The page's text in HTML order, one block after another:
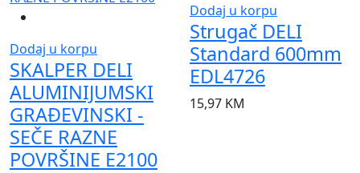
Dodaj u korpu
SKALPER DELI
ALUMINIJUMSKI
GRAĐEVINSKI -
SEČE RAZNE
POVRŠINE E2100
Dodaj u korpu
Strugač DELI
Standard 600mm
EDL4726
15,97 KM